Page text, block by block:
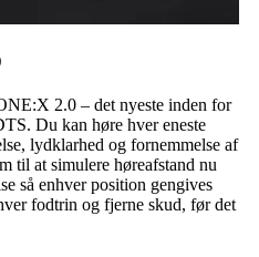
2.0 – det nyeste inden for
Du kan høre hver eneste
lydklarhed og fornemmelse af
til at simulere høreafstand nu
så enhver position gengives
fodtrin og fjerne skud, før det